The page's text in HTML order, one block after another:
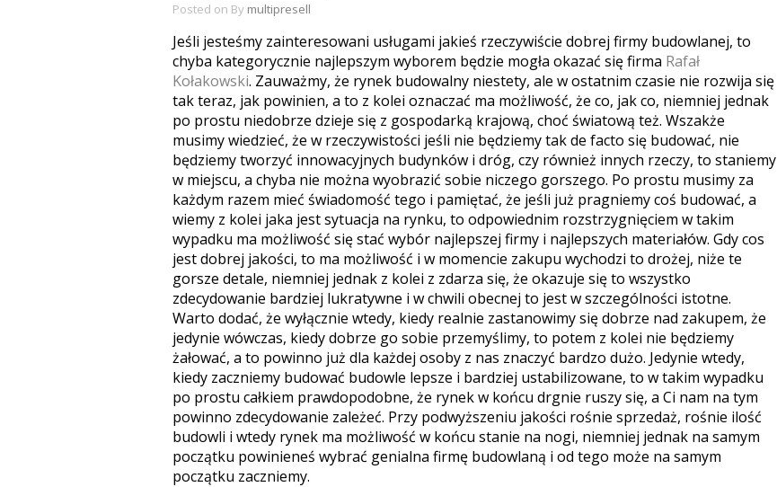
Posted on By multipresell
Jeśli jesteśmy zainteresowani usługami jakieś rzeczywiście dobrej firmy budowlanej, to
chyba kategorycznie najlepszym wyborem będzie mogła okazać się firma Rafał
Kołakowski. Zauważmy, że rynek budowalny niestety, ale w ostatnim czasie nie rozwija się
tak teraz, jak powinien, a to z kolei oznaczać ma możliwość, że co, jak co, niemniej jednak
po prostu niedobrze dzieje się z gospodarką krajową, choć światową też. Wszakże
musimy wiedzieć, że w rzeczywistości jeśli nie będziemy tak de facto się budować, nie
będziemy tworzyć innowacyjnych budynków i dróg, czy również innych rzeczy, to staniemy
w miejscu, a chyba nie można wyobrazić sobie niczego gorszego. Po prostu musimy za
każdym razem mieć świadomość tego i pamiętać, że jeśli już pragniemy coś budować, a
wiemy z kolei jaka jest sytuacja na rynku, to odpowiednim rozstrzygnięciem w takim
wypadku ma możliwość się stać wybór najlepszej firmy i najlepszych materiałów. Gdy cos
jest dobrej jakości, to ma możliwość i w momencie zakupu wychodzi to drożej, niże te
gorsze detale, niemniej jednak z kolei z zdarza się, że okazuje się to wszystko
zdecydowanie bardziej lukratywne i w chwili obecnej to jest w szczególności istotne.
Warto dodać, że wyłącznie wtedy, kiedy realnie zastanowimy się dobrze nad zakupem, że
jedynie wówczas, kiedy dobrze go sobie przemyślimy, to potem z kolei nie będziemy
żałować, a to powinno już dla każdej osoby z nas znaczyć bardzo dużo. Jedynie wtedy,
kiedy zaczniemy budować budowle lepsze i bardziej ustabilizowane, to w takim wypadku
po prostu całkiem prawdopodobne, że rynek w końcu drgnie ruszy się, a Ci nam na tym
powinno zdecydowanie zależeć. Przy podwyższeniu jakości rośnie sprzedaż, rośnie ilość
budowli i wtedy rynek ma możliwość w końcu stanie na nogi, niemniej jednak na samym
początku powinieneś wybrać genialna firmę budowlaną i od tego może na samym
początku zaczniemy.